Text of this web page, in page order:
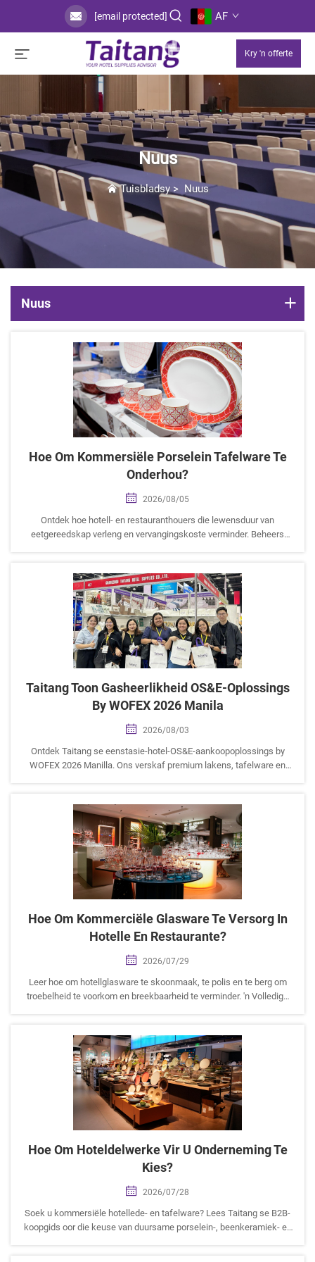
[email protected] AF
Kry 'n offerte
Nuus
Tuisbladsy> Nuus
Nuus
Hoe Om Kommersiële Porselein Tafelware Te
Onderhou?
2026/08/05
Ontdek hoe hotell- en restauranthouers die lewensduur van
eetgereedskap verleng en vervangingskoste verminder. Beheers
Taitang.
Taitang Toon Gasheerlikheid OS&E-Oplossings
By WOFEX 2026 Manila
2026/08/03
Ontdek Taitang se eenstasie-hotel-OS&E-aankoopoplossings by
WOFEX 2026 Manilla. Ons verskaf premium lakens, tafelware en
Hoe Om Kommerciële Glasware Te Versorg In
Hotelle En Restaurante?
2026/07/29
Leer hoe om hotellglasware te skoonmaak, te polis en te berg om
troebelheid te voorkom en breekbaarheid te verminder. 'n Volledige
Hoe Om Hoteldelwerke Vir U Onderneming Te
Kies?
2026/07/28
Soek u kommersiële hotellede- en tafelware? Lees Taitang se B2B-
koopgids oor die keuse van duursame porselein-, beenkeramiek- en